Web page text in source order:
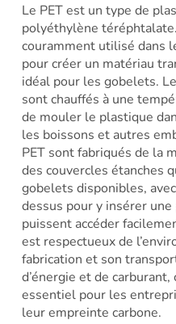
Le PET est un type de
polyéthylène
couramment utilisé dans
pour créer un matériau
idéal pour les gobelets.
sont chauffés à une
de mouler le plastique
les boissons et autres
PET sont fabriqués de la
des couvercles étanches
gobelets disponibles,
dessus pour y insérer
puissent accéder
est respectueux de
fabrication et son
d’énergie et de
essentiel pour les
leur empreinte carbone.